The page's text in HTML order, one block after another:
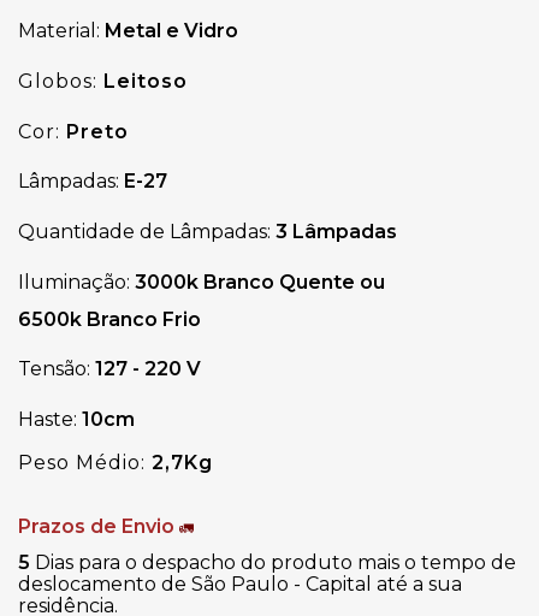
Material: Metal e Vidro
Globos: Leitoso
Cor: Preto
Lâmpadas: E-27
Quantidade de Lâmpadas: 3 Lâmpadas
Iluminação: 3000k Branco Quente ou
6500k Branco Frio
Tensão: 127 - 220 V
Haste: 10cm
Peso Médio: 2,7Kg
Prazos de Envio 🚛
5 Dias para o despacho do produto mais o tempo de
deslocamento de São Paulo - Capital até a sua
residência.